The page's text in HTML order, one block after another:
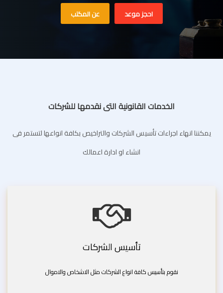
احجز موعد عن المكتب
الخدمات القانونية التى نقدمها للشركات
يمكننا انهاء اجراءات تأسيس الشركات والتراخيص بكافة انواعها لتستمر فى
انشاء او ادارة اعمالك
تأسيس الشركات
نقوم بتأسيس كافة انواع الشركات مثل الاشخاص والاموال